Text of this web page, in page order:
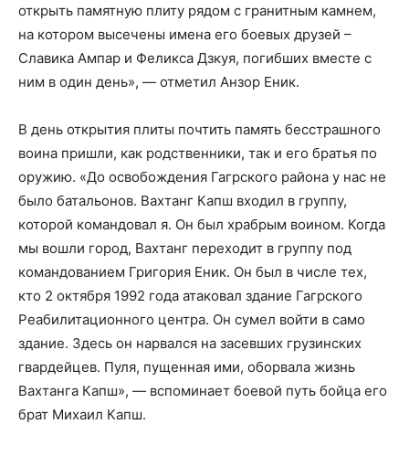
открыть памятную плиту рядом с гранитным камнем,
на котором высечены имена его боевых друзей –
Славика Ампар и Феликса Дзкуя, погибших вместе с
ним в один день», — отметил Анзор Еник.
В день открытия плиты почтить память бесстрашного
воина пришли, как родственники, так и его братья по
оружию. «До освобождения Гагрского района у нас не
было батальонов. Вахтанг Капш входил в группу,
которой командовал я. Он был храбрым воином. Когда
мы вошли город, Вахтанг переходит в группу под
командованием Григория Еник. Он был в числе тех,
кто 2 октября 1992 года атаковал здание Гагрского
Реабилитационного центра. Он сумел войти в само
здание. Здесь он нарвался на засевших грузинских
гвардейцев. Пуля, пущенная ими, оборвала жизнь
Вахтанга Капш», — вспоминает боевой путь бойца его
брат Михаил Капш.